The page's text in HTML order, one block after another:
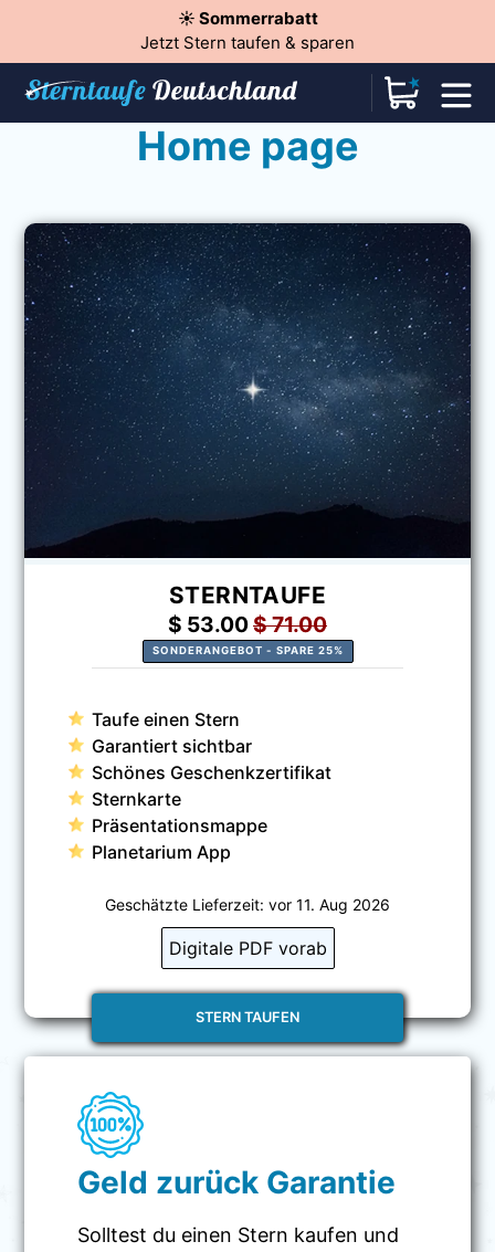
☀️ Sommerrabatt
Jetzt Stern taufen & sparen
Home page
STERNTAUFE
$ 53.00$71.00
SONDERANGEBOT - SPARE 25%
Taufe einen Stern
Garantiert sichtbar
Schönes Geschenkzertifikat
Sternkarte
Präsentationsmappe
Planetarium App
Geschätzte Lieferzeit: vor 11. Aug 2026
Digitale PDF vorab
STERN TAUFEN
Geld zurück Garantie
Solltest du einen Stern kaufen und